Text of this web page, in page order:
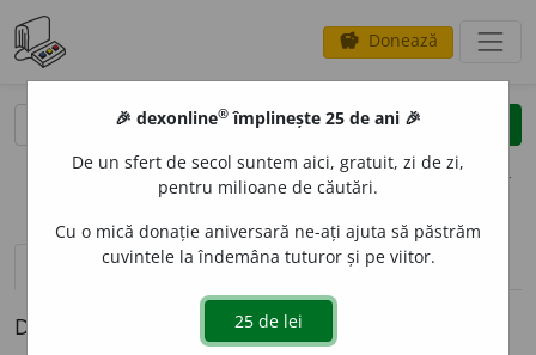
savings Donează
clear
opțiuni
definiții (1)
Definiția cu ID-ul 217811:
🎉 dexonline® împlinește 25 de ani 🎉
De un sfert de secol suntem aici, gratuit, zi de zi,
pentru milioane de căutări.
Cu o mică donație aniversară ne-ați ajuta să păstrăm
cuvintele la îndemâna tuturor și pe viitor.